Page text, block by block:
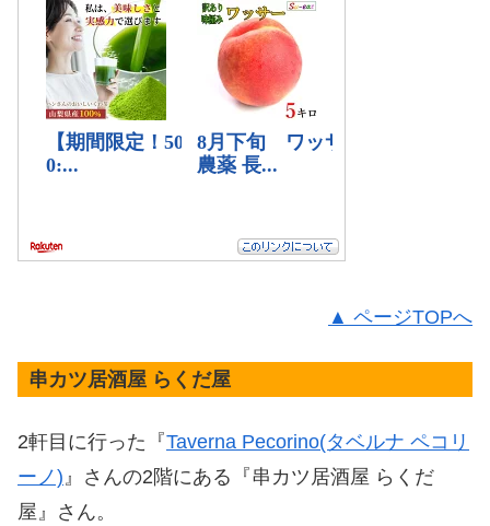
▲ ページTOPへ
串カツ居酒屋 らくだ屋
2軒目に行った『Taverna Pecorino(タベルナ ペコリ
ーノ)』さんの2階にある『串カツ居酒屋 らくだ
屋』さん。